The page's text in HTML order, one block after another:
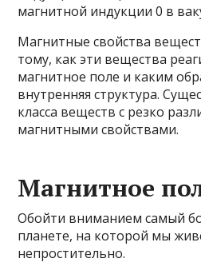
магнитной индукции 0 в
Магнитные свойства
тому, как эти вещества
магнитное поле и каким
внутренняя структура.
класса веществ с резко
магнитными свойствами.
Магнитное
Обойти вниманием самый
планете, на которой мы
непростительно.